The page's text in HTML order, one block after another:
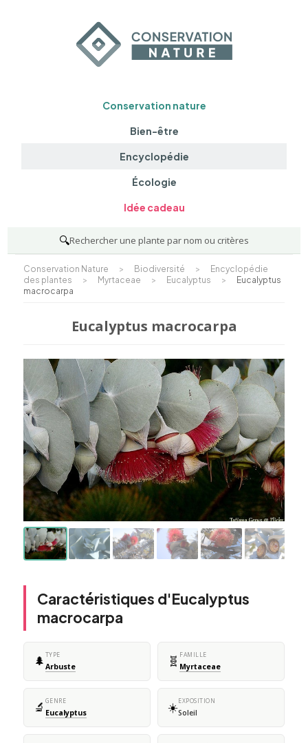
Conservation nature
Bien-être
Encyclopédie
Écologie
Idée cadeau
🔍Rechercher une plante par nom ou critères
Conservation Nature > Biodiversité >
Encyclopédie
des plantes
> Myrtaceae > Eucalyptus >
Eucalyptus
macrocarpa
Eucalyptus macrocarpa
Caractéristiques d'Eucalyptus
macrocarpa
🌲 TYPE
Arbuste 🧬 FAMILLE
Myrtaceae
🔬 GENRE
Eucalyptus ☀️EXPOSITION
Soleil